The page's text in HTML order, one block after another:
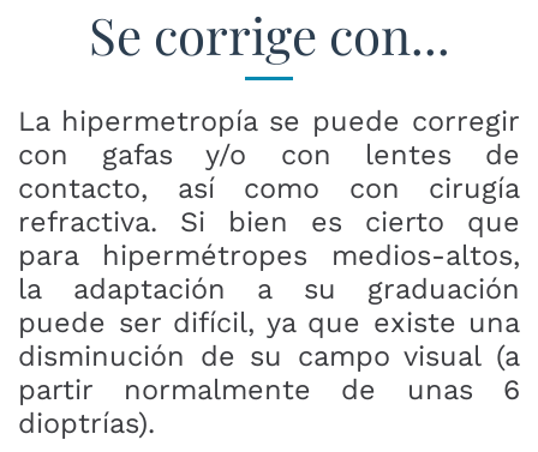
Se corrige con...
La hipermetropía se puede corregir
con gafas y/o con lentes de
contacto, así como con cirugía
refractiva. Si bien es cierto que
para hipermétropes medios-altos,
la adaptación a su graduación
puede ser difícil, ya que existe una
disminución de su campo visual (a
partir normalmente de unas 6
dioptrías).